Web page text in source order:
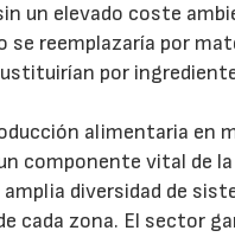
un elevado coste
reemplazaría por
por
alimentaria en
componente vital de
diversidad de
cada zona. El sector